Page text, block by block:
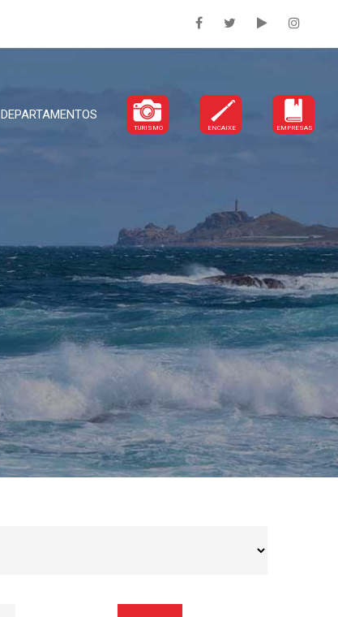
DEPARTAMENTOS
TURISMO ENCAIXE EMPRESAS